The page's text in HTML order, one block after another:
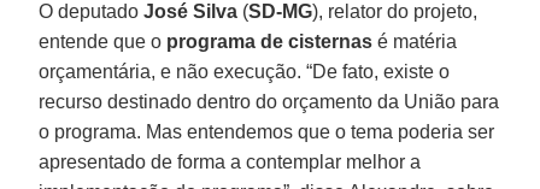
O deputadoJosé Silva (SD-MG), relator do projeto,
entende que o programa de cisternas é matéria
orçamentária, e não execução. “De fato, existe o
recurso destinado dentro do orçamento da União para
o programa. Mas entendemos que o tema poderia ser
apresentado de forma a contemplar melhor a